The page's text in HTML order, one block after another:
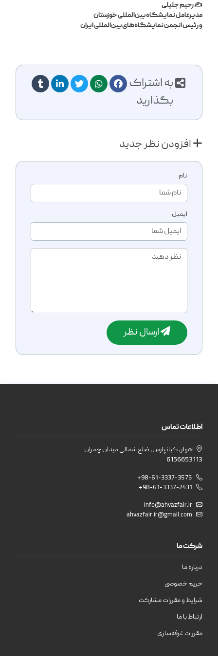
✍️ رحیم جلیلی
مدیرعامل نمایشگاه بین‌المللی خوزستان
و رئیس انجمن نمایشگاه‌های بین‌المللی ایران
به اشتراک
بگذارید
افزودن نظر جدید
نام
ایمیل
ارسال نظر
اطلاعات تماس
اهواز، کیانپارس، ضلع شمالی میدان چمران
6156653113
+98-61-3337-3575
+98-61-3337-2431
info@ahvazfair.ir
ahvazfair.ir@gmail.com
شرکت ما
درباره ما
حریم خصوصی
شرایط و مقررات مشارکت
ارتباط با ما
مقررات غرفه‌سازی